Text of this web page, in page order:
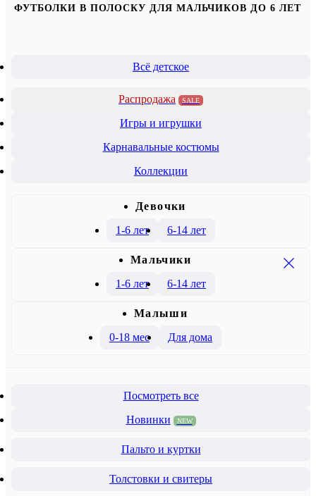
ФУТБОЛКИ В ПОЛОСКУ ДЛЯ МАЛЬЧИКОВ ДО 6 ЛЕТ
Всё детское
Распродажа SALE
Игры и игрушки
Карнавальные костюмы
Коллекции
Девочки
1-6 лет
6-14 лет
Mальчики
1-6 лет
6-14 лет
Малыши
0-18 мес
Для дома
Посмотреть все
Новинки
NEW
Пальто и куртки
Толстовки и свитеры